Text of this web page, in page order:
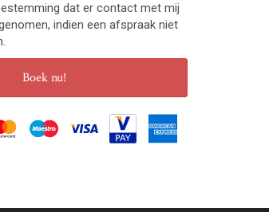
dat er contact met mij
indien een afspraak niet
Boek nu!